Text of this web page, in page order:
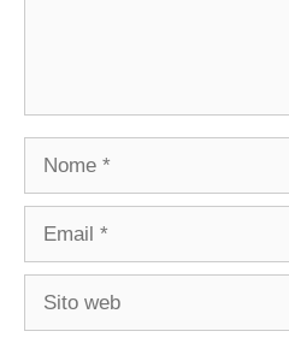
Nome
Email
Sito